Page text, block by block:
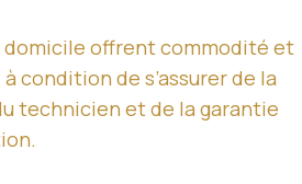
domicile offrent commodité et
condition de s’assurer de la
technicien et de la garantie